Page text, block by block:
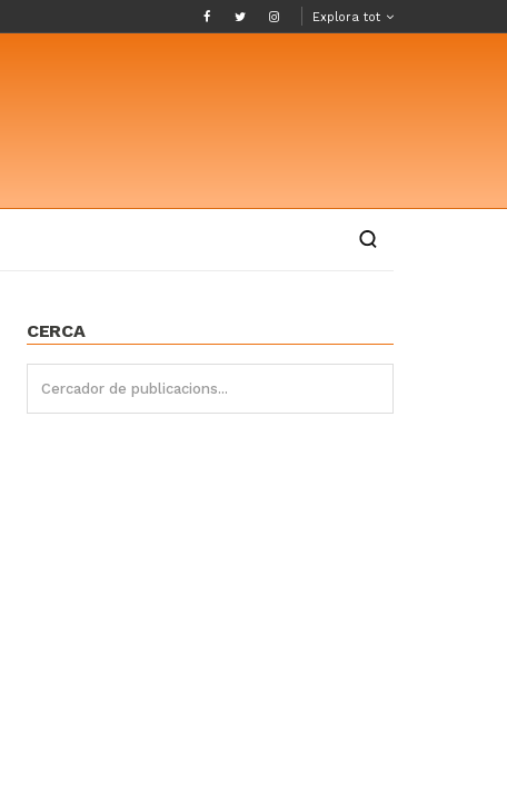
Explora tot
CERCA